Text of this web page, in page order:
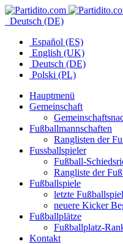
Deutsch (DE)
Español (ES)
English (UK)
Deutsch (DE)
Polski (PL)
Hauptmenü
Gemeinschaft
Fußballmannschaften
Ranglisten der
Fussballspieler
Fußball-
Rangliste der
Fußballspiele
letzte
neuere Kicker
Fußballplätze
Fußballplatz-
Kontakt